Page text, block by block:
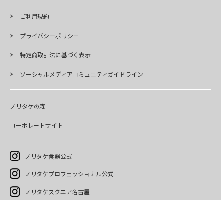
ご利用規約
プライバシーポリシー
特定商取引法に基づく表示
ソーシャルメディアコミュニティガイドライン
ノリタケの森
コーポレートサイト
ノリタケ食器公式
ノリタケプロフェッショナル公式
ノリタケスクエア名古屋